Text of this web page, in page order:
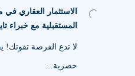
المستقبلية مع خبراء
لا تدع الفرصة تفوتك!
حصرية…